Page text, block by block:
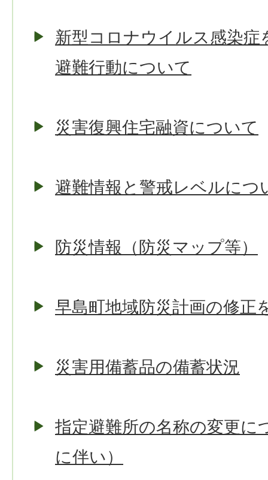
新型コロナウイルス感染症
避難行動について
災害復興住宅融資について
避難情報と警戒レベルにつ
防災情報（防災マップ等）
早島町地域防災計画の修正
災害用備蓄品の備蓄状況
指定避難所の名称の変更に
に伴い）